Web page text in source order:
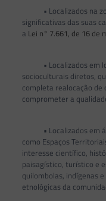
• Localizados na
significativas das suas
a Lei n° 7.661, de 16 de
• Localizados em
socioculturais diretos,
completa realocação de
comprometer a
• Localizados em
como Espaços
interesse científico,
paisagístico, turístico e
quilombolas, indígenas
etnológicas da